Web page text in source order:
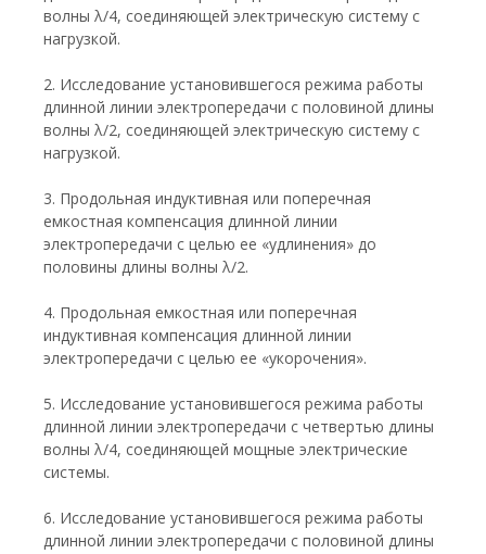
волны λ/4, соединяющей электрическую систему с
нагрузкой.
2. Исследование установившегося режима работы
длинной линии электропередачи с половиной длины
волны λ/2, соединяющей электрическую систему с
нагрузкой.
3. Продольная индуктивная или поперечная
емкостная компенсация длинной линии
электропередачи с целью ее «удлинения» до
половины длины волны λ/2.
4. Продольная емкостная или поперечная
индуктивная компенсация длинной линии
электропередачи с целью ее «укорочения».
5. Исследование установившегося режима работы
длинной линии электропередачи с четвертью длины
волны λ/4, соединяющей мощные электрические
системы.
6. Исследование установившегося режима работы
длинной линии электропередачи с половиной длины